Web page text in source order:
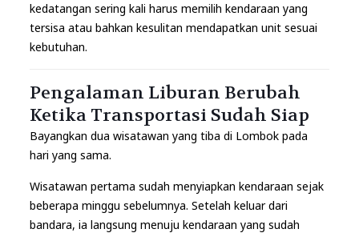
kedatangan sering kali harus memilih kendaraan yang
tersisa atau bahkan kesulitan mendapatkan unit sesuai
kebutuhan.
Pengalaman Liburan Berubah
Ketika Transportasi Sudah Siap
Bayangkan dua wisatawan yang tiba di Lombok pada
hari yang sama.
Wisatawan pertama sudah menyiapkan kendaraan sejak
beberapa minggu sebelumnya. Setelah keluar dari
bandara, ia langsung menuju kendaraan yang sudah